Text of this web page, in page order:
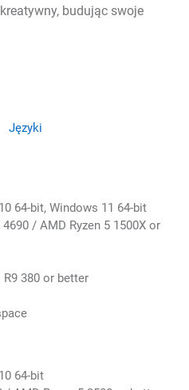
budując swoje
Języki
64-bit, Windows 11 64-bit
/ AMD Ryzen 5 1500X or
380 or better
64-bit